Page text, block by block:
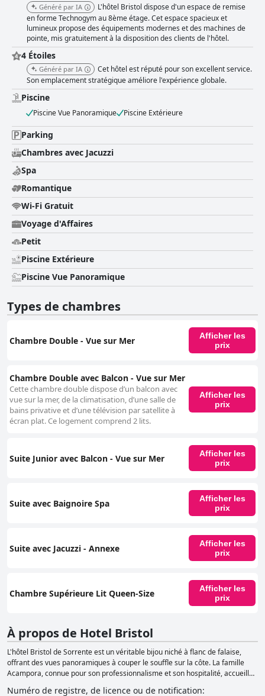
Généré par IA
L'hôtel Bristol dispose d'un espace de remise
en forme Technogym au 8ème étage. Cet espace spacieux et
lumineux propose des équipements modernes et des machines de
pointe, mis gratuitement à la disposition des clients de l'hôtel.
4 Étoiles
Généré par IA
Cet hôtel est réputé pour son excellent service.
Son emplacement stratégique améliore l'expérience globale.
Piscine
Piscine Vue Panoramique Piscine Extérieure
Parking
Chambres avec Jacuzzi
Spa
Romantique
Wi-Fi Gratuit
Voyage d'Affaires
Petit
Piscine Extérieure
Piscine Vue Panoramique
Types de chambres
Chambre Double - Vue sur Mer
Afficher les
prix
Chambre Double avec Balcon - Vue sur Mer
Cette chambre double dispose d’un balcon avec
vue sur la mer, de la climatisation, d’une salle de
bains privative et d’une télévision par satellite à
écran plat. Ce logement comprend 2 lits.
Afficher les
prix
Suite Junior avec Balcon - Vue sur Mer
Afficher les
prix
Suite avec Baignoire Spa
Afficher les
prix
Suite avec Jacuzzi - Annexe
Afficher les
prix
Chambre Supérieure Lit Queen-Size
Afficher les
prix
À propos de Hotel Bristol
L'hôtel Bristol de Sorrente est un véritable bijou niché à flanc de falaise,
offrant des vues panoramiques à couper le souffle sur la côte. La famille
Acampora, connue pour son professionnalisme et son hospitalité, accueille
Numéro de registre, de licence ou de notification: